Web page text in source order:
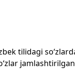
tilidagi